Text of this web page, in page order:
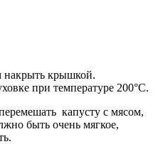
накрыть крышкой.
при температуре 200°С.
капусту с мясом,
быть очень мягкое,